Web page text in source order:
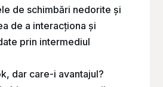
de schimbări nedorite și
de a interacționa și
prin intermediul
dar care-i avantajul?